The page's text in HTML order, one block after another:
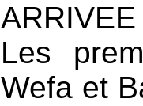
Les
Wefa et